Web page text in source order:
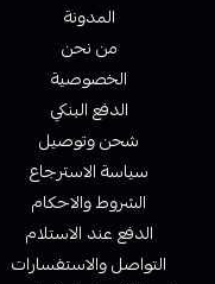
المدونة
من نحن
الخصوصية
الدفع البنكي
شحن وتوصيل
سياسة الاسترجاع
الشروط والاحكام
الدفع عند الاستلام
التواصل والاستفسارات